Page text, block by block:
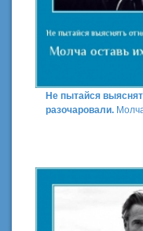
Не пытайся
разочаровали.Молча